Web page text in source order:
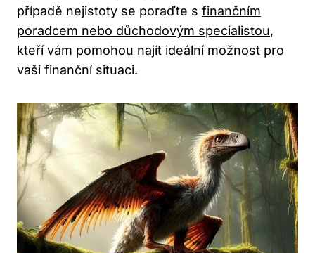
případě nejistoty se poraďte s finančním
poradcem nebo důchodovým specialistou,
kteří vám pomohou najít ideální možnost pro
vaši finanční situaci.